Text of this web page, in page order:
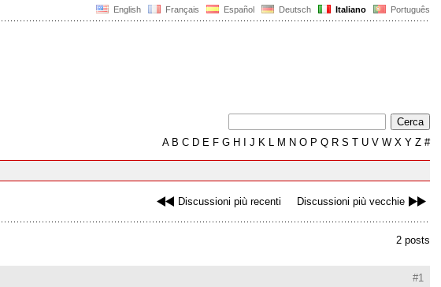
English Français Español Deutsch Italiano Português
AB C D E F G H J K L M N O P Q R S T U V W X Y Z #
Discussioni più recenti Discussioni più vecchie
2 posts
#1